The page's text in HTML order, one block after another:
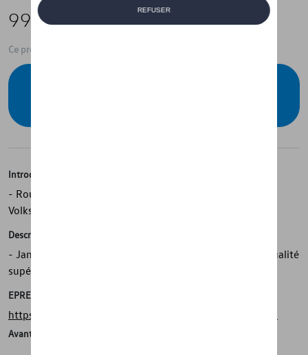
999,00 €
Ce produit n'est actuellement pas de stock
Introduction
- Roue en acier résistante, haut de gamme d’origine
Volkswagen
Description
- Jante en acier d'origine Volkswagen résistante et de qualité
supérieure
EPREL
https://eprel.ec.europa.eu/screen/product/tyres/381907
Avantages